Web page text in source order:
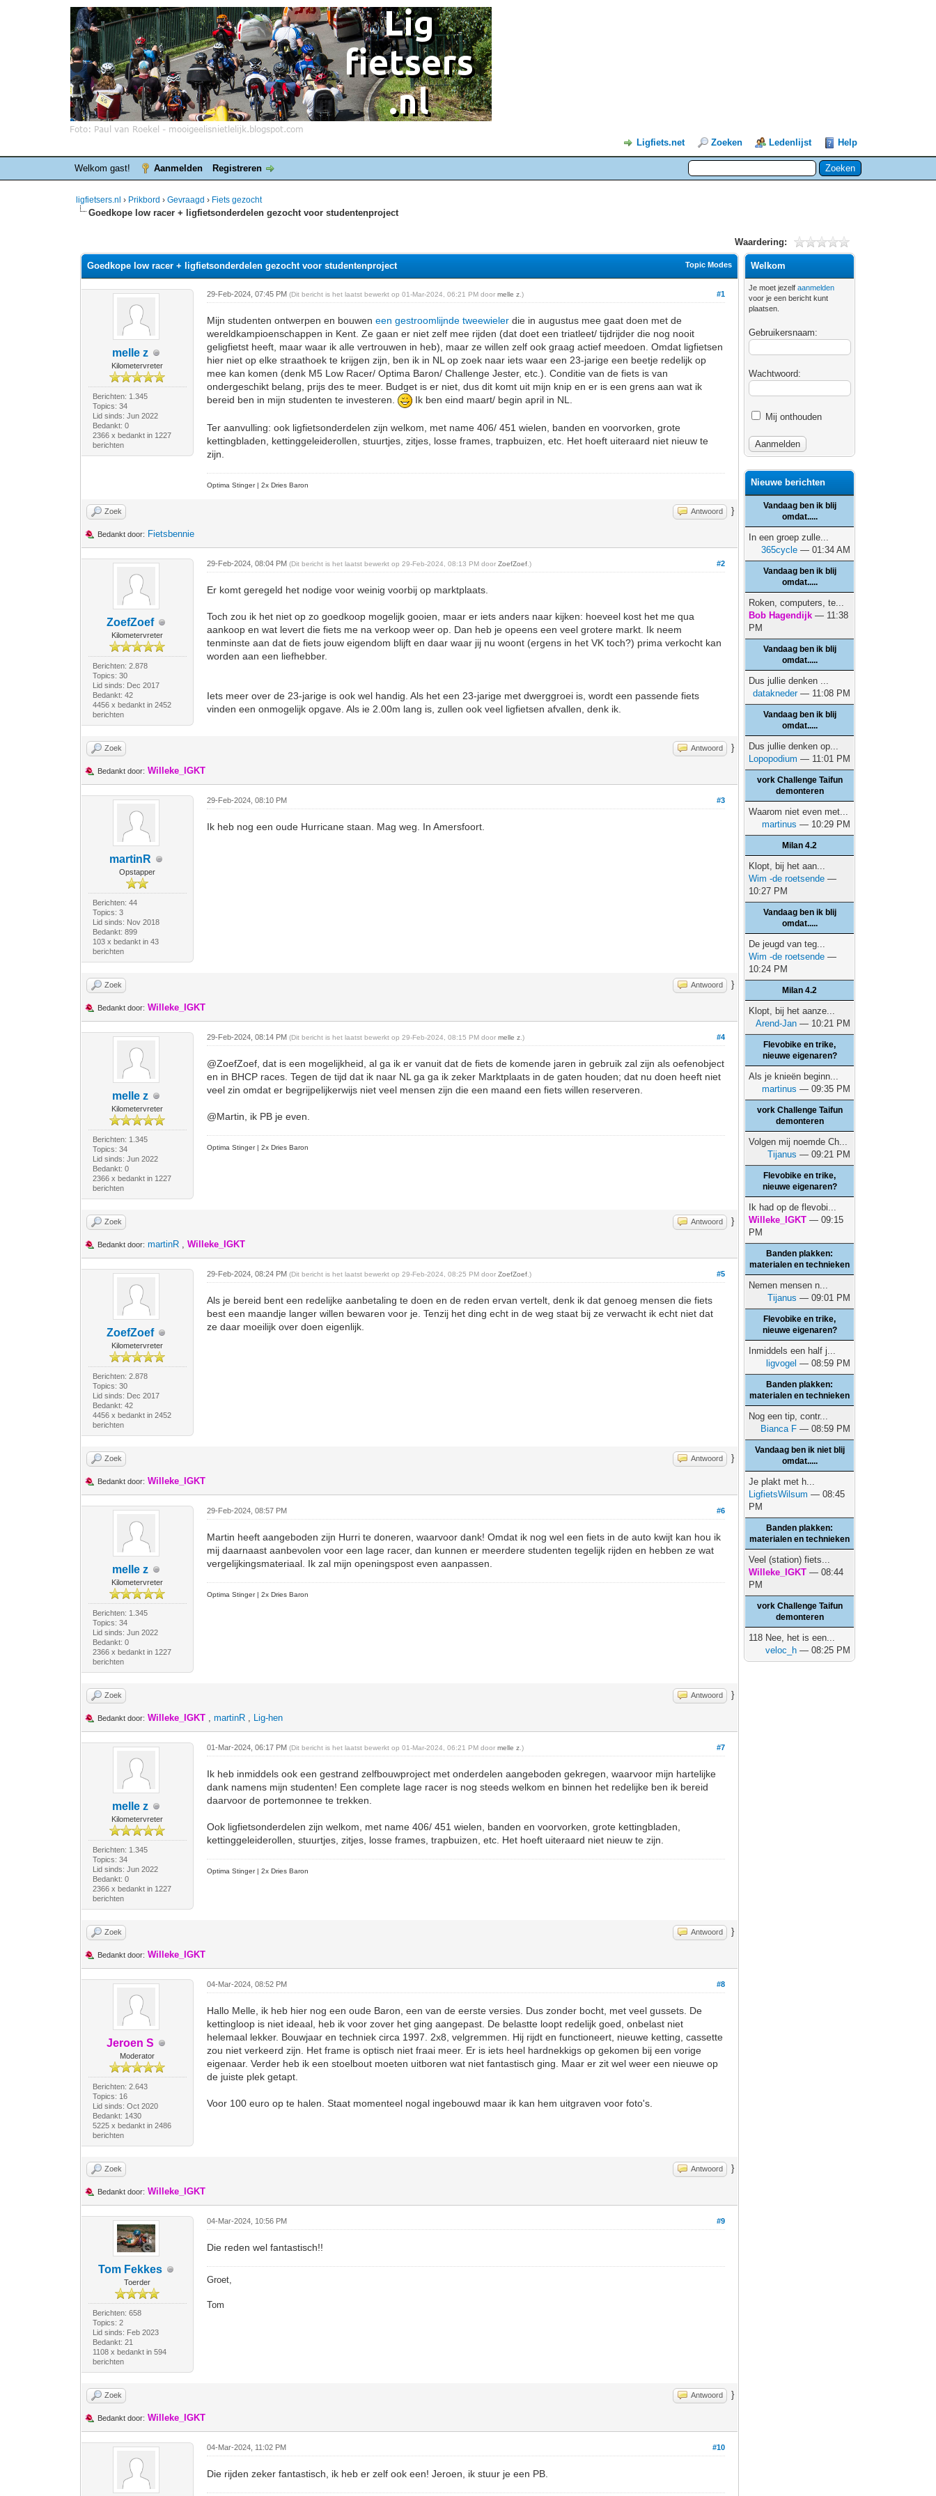
Ligfiets.net Zoeken Ledenlijst Help
Welkom gast! Aanmelden Registreren
ligfietsers.nl › Prikbord ›Gevraagd › Fiets gezocht
Goedkope low racer + ligfietsonderdelen gezocht voor studentenproject
Waardering:
Topic Modes
Goedkope low racer + ligfietsonderdelen gezocht voor studentenproject
melle z
Kilometervreter
Berichten: 1.345
Topics: 34
Lid sinds: Jun 2022
Bedankt: 0
2366 x bedankt in 1227
berichten
#1
29-Feb-2024, 07:45 PM(Dit bericht is het laatst bewerkt op 01-Mar-2024, 06:21 PM doormelle z .)
Mijn studenten ontwerpen en bouweneen gestroomlijnde tweewieler die in augustus mee gaat doen met de
wereldkampioenschappen in Kent. Ze gaan er niet zelf mee rijden (dat doet een triatleet/ tijdrijder die nog nooit
geligfietst heeft, maar waar ik alle vertrouwen in heb), maar ze willen zelf ook graag actief meedoen. Omdat ligfietsen
hier niet op elke straathoek te krijgen zijn, ben ik in NL op zoek naar iets waar een 23-jarige een beetje redelijk op
mee kan komen (denk M5 Low Racer/ Optima Baron/ Challenge Jester, etc.). Conditie van de fiets is van
ondergeschikt belang, prijs des te meer. Budget is er niet, dus dit komt uit mijn knip en er is een grens aan wat ik
bereid ben in mijn studenten te investeren.
Ik ben eind maart/ begin april in NL.
Ter aanvulling: ook ligfietsonderdelen zijn welkom, met name 406/ 451 wielen, banden en voorvorken, grote
kettingbladen, kettinggeleiderollen, stuurtjes, zitjes, losse frames, trapbuizen, etc. Het hoeft uiteraard niet nieuw te
zijn.
Optima Stinger |2x Dries Baron
Zoek Antwoord }
Bedankt door: Fietsbennie
ZoefZoef
Kilometervreter
Berichten: 2.878
Topics: 30
Lid sinds: Dec 2017
Bedankt: 42
4456 x bedankt in 2452
berichten
#2
29-Feb-2024, 08:04 PM(Dit bericht is het laatst bewerkt op 29-Feb-2024, 08:13 PM doorZoefZoef .)
Er komt geregeld het nodige voor weinig voorbij op marktplaats.
Toch zou ik het niet op zo goedkoop mogelijk gooien, maar er iets anders naar kijken: hoeveel kost het me qua
aankoop en wat levert die fiets me na verkoop weer op. Dan heb je opeens een veel grotere markt. Ik neem
tenminste aan dat de fiets jouw eigendom blijft en daar waar jij nu woont (ergens in het VK toch?) prima verkocht kan
worden aan een liefhebber.
Iets meer over de 23-jarige is ook wel handig. Als het een 23-jarige met dwerggroei is, wordt een passende fiets
vinden een onmogelijk opgave. Als ie 2.00m lang is, zullen ook veel ligfietsen afvallen, denk ik.
Zoek Antwoord }
Bedankt door: Willeke_IGKT
martinR
Opstapper
Berichten: 44
Topics: 3
Lid sinds: Nov 2018
Bedankt: 899
103 x bedankt in 43
berichten
#3
29-Feb-2024, 08:10 PM
Ik heb nog een oude Hurricane staan. Mag weg. In Amersfoort.
Zoek Antwoord }
Bedankt door: Willeke_IGKT
melle z
Kilometervreter
Berichten: 1.345
Topics: 34
Lid sinds: Jun 2022
Bedankt: 0
2366 x bedankt in 1227
berichten
#4
29-Feb-2024, 08:14 PM(Dit bericht is het laatst bewerkt op 29-Feb-2024, 08:15 PM doormelle z .)
@ZoefZoef, dat is een mogelijkheid, al ga ik er vanuit dat de fiets de komende jaren in gebruik zal zijn als oefenobject
en in BHCP races. Tegen de tijd dat ik naar NL ga ga ik zeker Marktplaats in de gaten houden; dat nu doen heeft niet
veel zin omdat er begrijpelijkerwijs niet veel mensen zijn die een maand een fiets willen reserveren.
@Martin, ik PB je even.
Optima Stinger |2x Dries Baron
Zoek Antwoord }
Bedankt door: martinR ,Willeke_IGKT
ZoefZoef
Kilometervreter
Berichten: 2.878
Topics: 30
Lid sinds: Dec 2017
Bedankt: 42
4456 x bedankt in 2452
berichten
#5
29-Feb-2024, 08:24 PM(Dit bericht is het laatst bewerkt op 29-Feb-2024, 08:25 PM doorZoefZoef .)
Als je bereid bent een redelijke aanbetaling te doen en de reden ervan vertelt, denk ik dat genoeg mensen die fiets
best een maandje langer willen bewaren voor je. Tenzij het ding echt in de weg staat bij ze verwacht ik echt niet dat
ze daar moeilijk over doen eigenlijk.
Zoek Antwoord }
Bedankt door: Willeke_IGKT
melle z
Kilometervreter
Berichten: 1.345
Topics: 34
Lid sinds: Jun 2022
Bedankt: 0
2366 x bedankt in 1227
berichten
#6
29-Feb-2024, 08:57 PM
Martin heeft aangeboden zijn Hurri te doneren, waarvoor dank! Omdat ik nog wel een fiets in de auto kwijt kan hou ik
mij daarnaast aanbevolen voor een lage racer, dan kunnen er meerdere studenten tegelijk rijden en hebben ze wat
vergelijkingsmateriaal. Ik zal mijn openingspost even aanpassen.
Optima Stinger |2x Dries Baron
Zoek Antwoord }
Bedankt door: Willeke_IGKT ,martinR , Lig-hen
melle z
Kilometervreter
Berichten: 1.345
Topics: 34
Lid sinds: Jun 2022
Bedankt: 0
2366 x bedankt in 1227
berichten
#7
01-Mar-2024, 06:17 PM(Dit bericht is het laatst bewerkt op 01-Mar-2024, 06:21 PM doormelle z .)
Ik heb inmiddels ook een gestrand zelfbouwproject met onderdelen aangeboden gekregen, waarvoor mijn hartelijke
dank namens mijn studenten! Een complete lage racer is nog steeds welkom en binnen het redelijke ben ik bereid
daarvoor de portemonnee te trekken.
Ook ligfietsonderdelen zijn welkom, met name 406/ 451 wielen, banden en voorvorken, grote kettingbladen,
kettinggeleiderollen, stuurtjes, zitjes, losse frames, trapbuizen, etc. Het hoeft uiteraard niet nieuw te zijn.
Optima Stinger |2x Dries Baron
Zoek Antwoord }
Bedankt door: Willeke_IGKT
Jeroen S
Moderator
Berichten: 2.643
Topics: 16
Lid sinds: Oct 2020
Bedankt: 1430
5225 x bedankt in 2486
berichten
#8
04-Mar-2024, 08:52 PM
Hallo Melle, ik heb hier nog een oude Baron, een van de eerste versies. Dus zonder bocht, met veel gussets. De
kettingloop is niet ideaal, heb ik voor zover het ging aangepast. De belastte loopt redelijk goed, onbelast niet
helemaal lekker. Bouwjaar en techniek circa 1997. 2x8, velgremmen. Hij rijdt en functioneert, nieuwe ketting, cassette
zou niet verkeerd zijn. Het frame is optisch niet fraai meer. Er is iets heel hardnekkigs op gekomen bij een vorige
eigenaar. Verder heb ik een stoelbout moeten uitboren wat niet fantastisch ging. Maar er zit wel weer een nieuwe op
de juiste plek getapt.
Voor 100 euro op te halen. Staat momenteel nogal ingebouwd maar ik kan hem uitgraven voor foto's.
Zoek Antwoord }
Bedankt door: Willeke_IGKT
Tom Fekkes
Toerder
Berichten: 658
Topics: 2
Lid sinds: Feb 2023
Bedankt: 21
1108 x bedankt in 594
berichten
#9
04-Mar-2024, 10:56 PM
Die reden wel fantastisch!!
Groet,
Tom
Zoek Antwoord }
Bedankt door: Willeke_IGKT
#10
04-Mar-2024, 11:02 PM
Die rijden zeker fantastisch, ik heb er zelf ook een! Jeroen, ik stuur je een PB.
Welkom
Je moet jezelfaanmelden
voor je een bericht kunt
plaatsen.
Gebruikersnaam:
Wachtwoord:
Mij onthouden
Nieuwe berichten
Vandaag ben ik blij
omdat.....
In een groep zulle...
365cycle — 01:34 AM
Vandaag ben ik blij
omdat.....
Roken, computers, te...
Bob Hagendijk — 11:38
PM
Vandaag ben ik blij
omdat.....
Dus jullie denken ...
datakneder— 11:08 PM
Vandaag ben ik blij
omdat.....
Dus jullie denken op...
Lopopodium — 11:01 PM
vork Challenge Taifun
demonteren
Waarom niet even met...
martinus — 10:29 PM
Milan 4.2
Klopt, bij het aan...
Wim -de roetsende —
10:27 PM
Vandaag ben ik blij
omdat.....
De jeugd van teg...
Wim -de roetsende —
10:24 PM
Milan 4.2
Klopt, bij het aanze...
Arend-Jan — 10:21 PM
Flevobike en trike,
nieuwe eigenaren?
Als je knieën beginn...
martinus — 09:35 PM
vork Challenge Taifun
demonteren
Volgen mij noemde Ch...
Tijanus — 09:21 PM
Flevobike en trike,
nieuwe eigenaren?
Ik had op de flevobi...
Willeke_IGKT — 09:15
PM
Banden plakken:
materialen en technieken
Nemen mensen n...
Tijanus — 09:01 PM
Flevobike en trike,
nieuwe eigenaren?
Inmiddels een half j...
ligvogel — 08:59 PM
Banden plakken:
materialen en technieken
Nog een tip, contr...
Bianca F — 08:59 PM
Vandaag ben ik niet blij
omdat.....
Je plakt met h...
LigfietsWilsum — 08:45
PM
Banden plakken:
materialen en technieken
Veel (station) fiets...
Willeke_IGKT — 08:44
PM
vork Challenge Taifun
demonteren
118 Nee, het is een...
veloc_h — 08:25 PM